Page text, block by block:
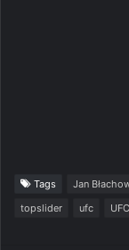
Tags Jan
topslider
ufc